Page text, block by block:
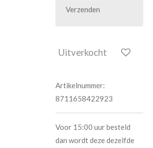
Verzenden
Uitverkocht
Artikelnummer:
8711658422923
Voor 15:00 uur besteld
dan wordt deze dezelfde